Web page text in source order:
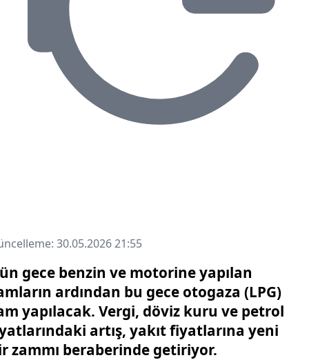
30.05.2026 21:55
gece benzin ve motorine yapılan
ardından bu gece otogaza (LPG)
yapılacak. Vergi, döviz kuru ve petrol
artış, yakıt fiyatlarına yeni
zammı beraberinde getiriyor.